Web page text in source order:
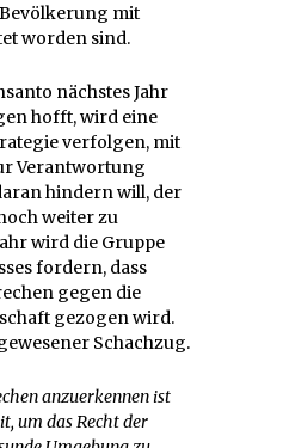
mit
worden sind.
nächstes Jahr
hofft, wird eine
verfolgen, mit
Verantwortung
hindern will, der
weiter zu
wird die Gruppe
fordern, dass
gegen die
gezogen wird.
Schachzug.
anzuerkennen ist
um das Recht der